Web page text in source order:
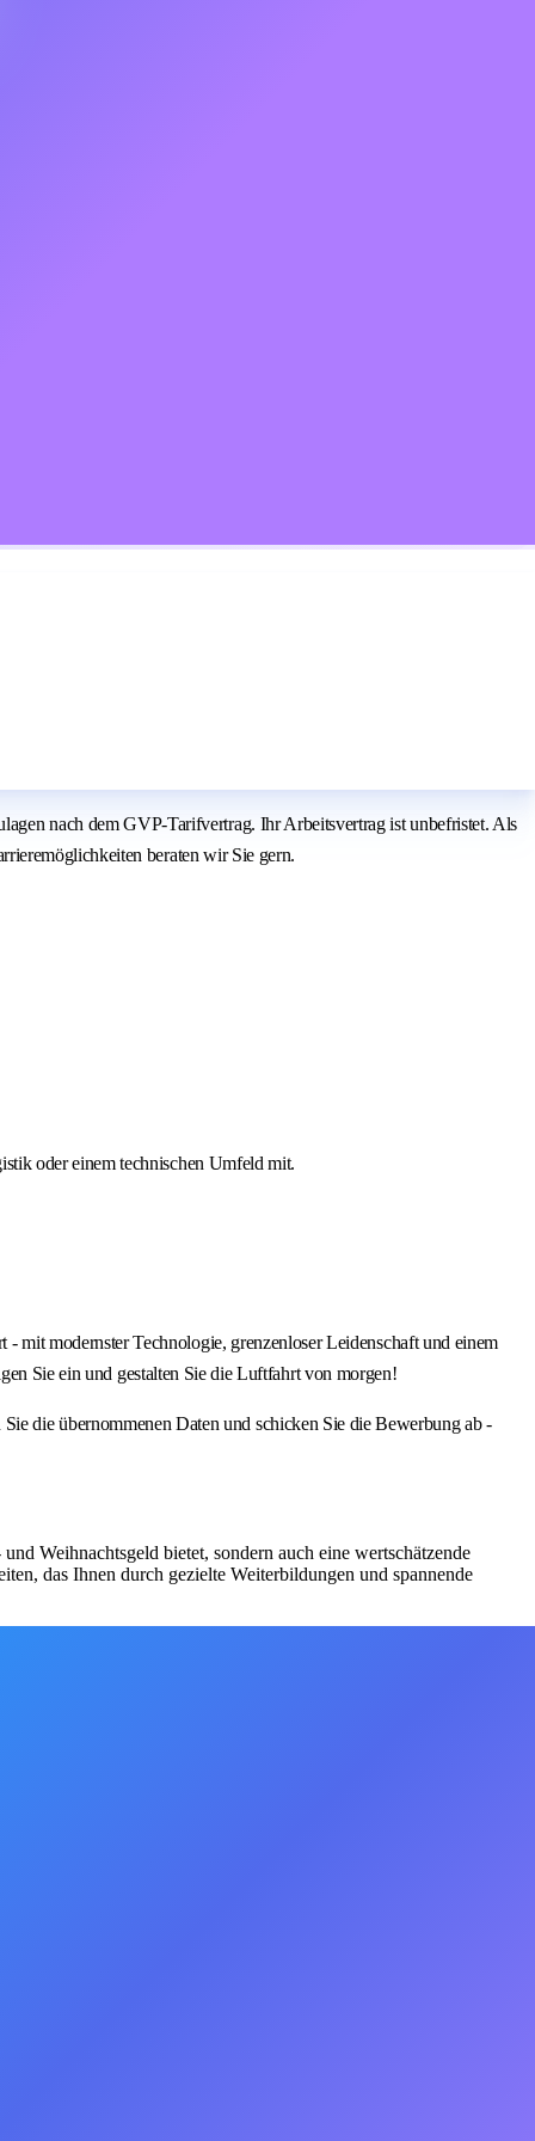
nach dem GVP-Tarifvertrag. Ihr Arbeitsvertrag ist unbefristet. Als
beraten wir Sie gern.
oder einem technischen Umfeld mit.
modernster Technologie, grenzenloser Leidenschaft und einem
Sie ein und gestalten Sie die Luftfahrt von morgen!
die übernommenen Daten und schicken Sie die Bewerbung ab -
Weihnachtsgeld bietet, sondern auch eine wertschätzende
das Ihnen durch gezielte Weiterbildungen und spannende